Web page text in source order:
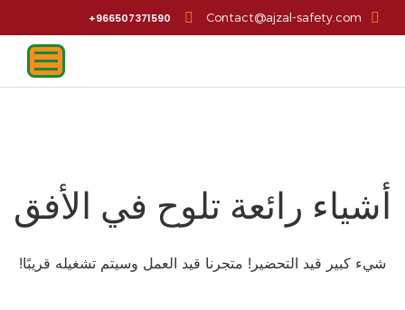
Contact@ajzal-safety.com
966507371590+
أشياء رائعة تلوح في الأفق
شيء كبير قيد التحضير! متجرنا قيد العمل وسيتم تشغيله قريبًا!